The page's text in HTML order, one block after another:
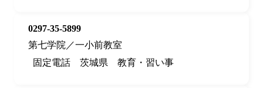
0297-35-5899
第七学院／一小前教室
固定電話
茨城県 教育・習い事